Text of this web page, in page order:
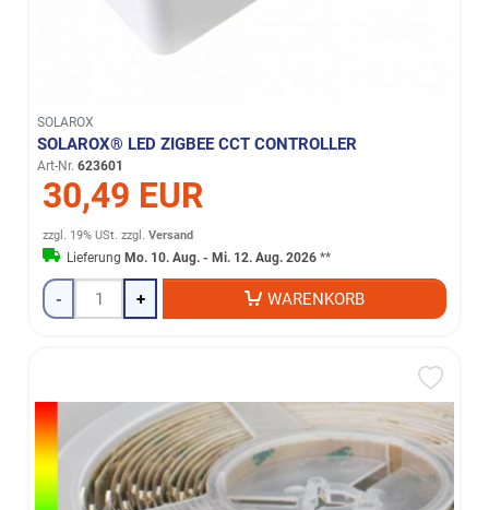
SOLAROX
SOLAROX® LED ZIGBEE CCT CONTROLLER
Art-Nr. 623601
30,49 EUR
zzgl. 19% USt. zzgl.Versand
Lieferung Mo. 10. Aug. - Mi. 12. Aug. 2026 **
- + WARENKORB